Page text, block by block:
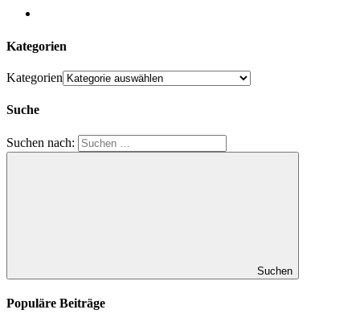
Kategorien
Kategorien
Suche
Suchen nach:
Suchen
Populäre Beiträge